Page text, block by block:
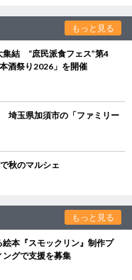
もっと見る
集結 “庶民派食フェス”第4
酒祭り2026」を開催
埼玉県加須市の「ファミリー
秋のマルシェ
もっと見る
本『スモックリン』制作プ
グで支援を募集